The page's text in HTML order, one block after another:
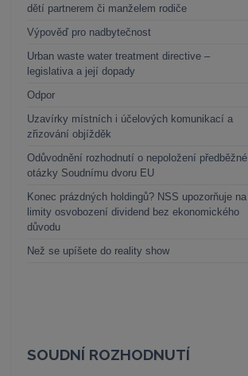
dětí partnerem či manželem rodiče
Výpověď pro nadbytečnost
Urban waste water treatment directive –
legislativa a její dopady
Odpor
Uzavírky místních i účelových komunikací a
zřizování objížděk
Odůvodnění rozhodnutí o nepoložení předběžné
otázky Soudnímu dvoru EU
Konec prázdných holdingů? NSS upozorňuje na
limity osvobození dividend bez ekonomického
důvodu
Než se upíšete do reality show
SOUDNÍ ROZHODNUTÍ